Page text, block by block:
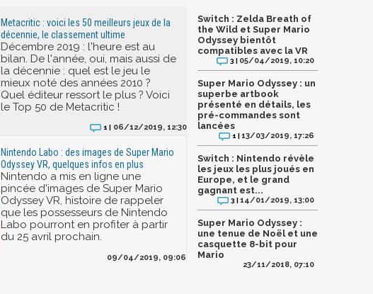
Metacritic : voici les 50 meilleurs jeux de la
décennie, le classement ultime
Décembre 2019 : l'heure est au
bilan. De l'année, oui, mais aussi de
la décennie : quel est le jeu le
mieux noté des années 2010 ?
Quel éditeur ressort le plus ? Voici
le Top 50 de Metacritic !
1 | 06/12/2019, 12:30
Nintendo Labo : des images de Super Mario
Odyssey VR, quelques infos en plus
Nintendo a mis en ligne une
pincée d'images de Super Mario
Odyssey VR, histoire de rappeler
que les possesseurs de Nintendo
Labo pourront en profiter à partir
du 25 avril prochain.
09/04/2019, 09:06
Switch : Zelda Breath of
the Wild et Super Mario
Odyssey bientôt
compatibles avec la VR
3 | 05/04/2019, 10:20
Super Mario Odyssey : un
superbe artbook
présenté en détails, les
pré-commandes sont
lancées
1 |13/03/2019, 17:26
Switch : Nintendo révèle
les jeux les plus joués en
Europe, et le grand
gagnant est...
3 |14/01/2019, 13:00
Super Mario Odyssey :
une tenue de Noël et une
casquette 8-bit pour
Mario
23/11/2018, 07:10